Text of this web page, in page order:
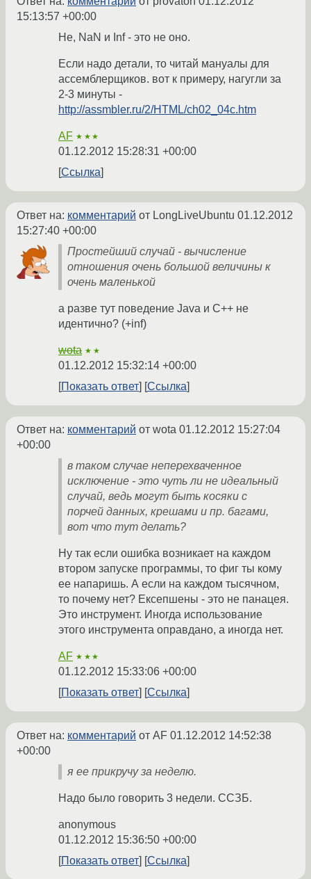
15:13:57 +00:00
Не, NaN и Inf - это не оно.
Если надо детали, то читай мануалы для
ассемблерщиков. вот к примеру, нагугли за
2-3 минуты -
http://assmbler.ru/2/HTML/ch02_04c.htm
AF ★★★
01.12.2012 15:28:31 +00:00
Ссылка
Ответ на: комментарий от LongLiveUbuntu 01.12.2012
15:27:40 +00:00
Простейший случай - вычисление
отношения очень большой величины к
очень маленькой
а разве тут поведение Java и C++ не
идентично? (+inf)
wota ★★
01.12.2012 15:32:14 +00:00
Показать ответ
Ссылка
Ответ на: комментарий от wota 01.12.2012 15:27:04
+00:00
в таком случае неперехваченное
исключение - это чуть ли не идеальный
случай, ведь могут быть косяки с
порчей данных, крешами и пр. багами,
вот что тут делать?
Ну так если ошибка возникает на каждом
втором запуске программы, то фиг ты кому
ее напаришь. А если на каждом тысячном,
то почему нет? Ексепшены - это не панацея.
Это инструмент. Иногда использование
этого инструмента оправдано, а иногда нет.
AF ★★★
01.12.2012 15:33:06 +00:00
Показать ответ
Ссылка
Ответ на: комментарий от AF 01.12.2012 14:52:38
+00:00
я ее прикручу за неделю.
Надо было говорить 3 недели. ССЗБ.
anonymous
01.12.2012 15:36:50 +00:00
Показать ответ
Ссылка